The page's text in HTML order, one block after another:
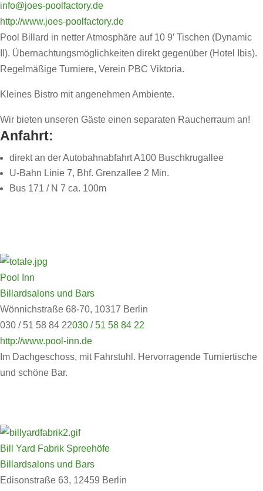
info@joes-poolfactory.de
http://www.joes-poolfactory.de
Pool Billard in netter Atmosphäre auf 10 9′ Tischen (Dynamic
II). Übernachtungsmöglichkeiten direkt gegenüber (Hotel Ibis).
Regelmäßige Turniere, Verein PBC Viktoria.
Kleines Bistro mit angenehmen Ambiente.
Wir bieten unseren Gäste einen separaten Raucherraum an!
Anfahrt:
direkt an der Autobahnabfahrt A100 Buschkrugallee
U-Bahn Linie 7, Bhf. Grenzallee 2 Min.
Bus 171 / N 7 ca. 100m
Pool Inn
Billardsalons und Bars
Wönnichstraße 68-70, 10317 Berlin
030 / 51 58 84 22030 / 51 58 84 22
http://www.pool-inn.de
Im Dachgeschoss, mit Fahrstuhl. Hervorragende Turniertische
und schöne Bar.
Bill Yard Fabrik Spreehöfe
Billardsalons und Bars
Edisonstraße 63, 12459 Berlin